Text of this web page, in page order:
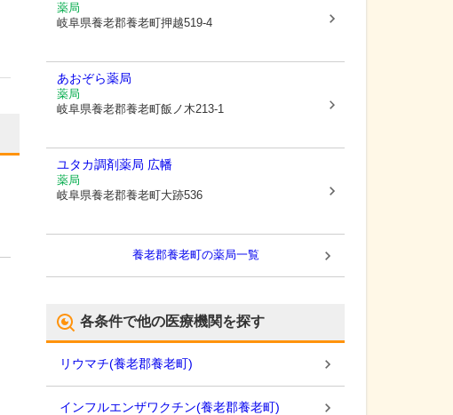
薬局
岐阜県養老郡養老町押越519-4
あおぞら薬局
薬局
岐阜県養老郡養老町飯ノ木213-1
ユタカ調剤薬局 広幡
薬局
岐阜県養老郡養老町大跡536
養老郡養老町の薬局一覧
各条件で他の医療機関を探す
リウマチ(養老郡養老町)
インフルエンザワクチン(養老郡養老町)